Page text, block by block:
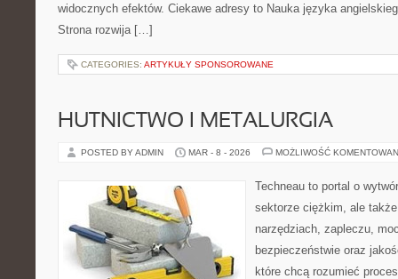
widocznych efektów. Ciekawe adresy to Nauka języka
Strona rozwija […]
CATEGORIES: ARTYKUŁY SPONSOROWANE
HUTNICTWO I METALURGIA
POSTED BY ADMIN MAR - 8 - 2026 MOŻLIWOŚĆ
Techneau to portal o
sektorze ciężkim, ale
narzędziach, zapleczu,
bezpieczeństwie oraz
które chcą rozumieć